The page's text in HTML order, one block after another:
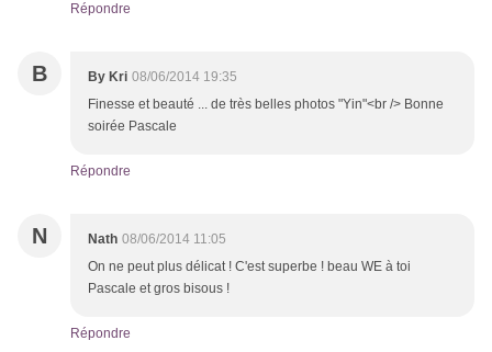
Répondre
B By Kri 08/06/2014 19:35
Finesse et beauté ... de très belles photos "Yin"<br /> Bonne
soirée Pascale
Répondre
N Nath 08/06/2014 11:05
On ne peut plus délicat ! C'est superbe ! beau WE à toi
Pascale et gros bisous !
Répondre